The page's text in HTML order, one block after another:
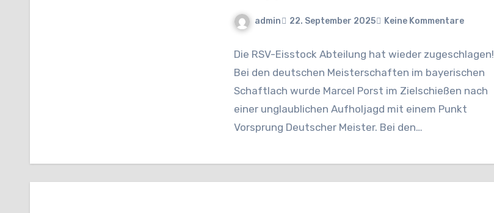
admin 22. September 2025 Keine Kommentare
Die RSV-Eisstock Abteilung hat wieder zugeschlagen!
Bei den deutschen Meisterschaften im bayerischen
Schaftlach wurde Marcel Porst im Zielschießen nach
einer unglaublichen Aufholjagd mit einem Punkt
Vorsprung Deutscher Meister. Bei den…